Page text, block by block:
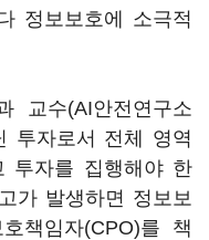
정보보호에 소극적
교수(AI안전연구소
투자로서 전체 영역
투자를 집행해야 한
가 발생하면 정보보
책임자(CPO)를 책